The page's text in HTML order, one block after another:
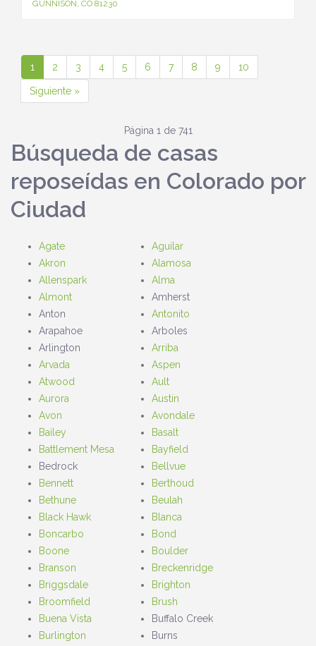
GUNNISON, CO 81230
1 2 3 4 5 6 7 8 9 10
Siguiente »
Página 1 de 741
Búsqueda de casas
reposeídas en Colorado por
Ciudad
Agate
Aguilar
Akron
Alamosa
Allenspark
Alma
Almont
Amherst
Anton
Antonito
Arapahoe
Arboles
Arlington
Arriba
Arvada
Aspen
Atwood
Ault
Aurora
Austin
Avon
Avondale
Bailey
Basalt
Battlement Mesa
Bayfield
Bedrock
Bellvue
Bennett
Berthoud
Bethune
Beulah
Black Hawk
Blanca
Boncarbo
Bond
Boone
Boulder
Branson
Breckenridge
Briggsdale
Brighton
Broomfield
Brush
Buena Vista
Buffalo Creek
Burlington
Burns